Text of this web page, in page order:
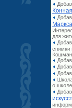
для
снимки
Кошман
о